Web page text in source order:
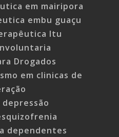
em mairipora
embu guaçu
Itu
Drogados
em clinicas de
dependentes